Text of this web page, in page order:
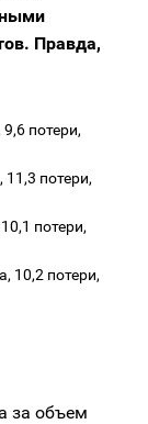
Правда,
потери,
потери,
потери,
10,2 потери,
за объем